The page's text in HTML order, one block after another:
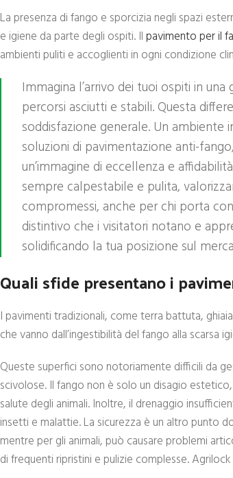
La presenza di fango e sporcizia negli spazi
e igiene da parte degli ospiti. Ilpavimento per il
ambienti puliti e accoglienti in ogni condizione
Immagina l’arrivo dei tuoi ospiti in
percorsi asciutti e stabili. Questa
soddisfazione generale. Un
soluzioni di pavimentazione anti-
un’immagine di eccellenza e
sempre calpestabile e pulita,
compromessi, anche per chi porta
distintivo che i visitatori notano e
solidificando la tua posizione sul
Quali sfide presentano i
I pavimenti tradizionali, come terra battuta,
che vanno dall’ingestibilità del fango alla scarsa
Queste superfici sono notoriamente difficili da
scivolose. Il fango non è solo un disagio
salute degli animali. Inoltre, il drenaggio
insetti e malattie. La sicurezza è un altro punto
mentre per gli animali, può causare problemi
di frequenti ripristini e pulizie complesse.